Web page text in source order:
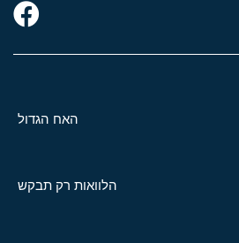
האח הגדול
הלוואות רק תבקש